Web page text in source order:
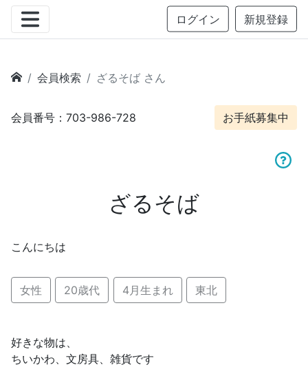
ログイン 新規登録
会員検索 ざるそば さん
会員番号：703-986-728 お手紙募集中
ざるそば
こんにちは
女性 20歳代 4月生まれ 東北
好きな物は、
ちいかわ、文房具、雑貨です